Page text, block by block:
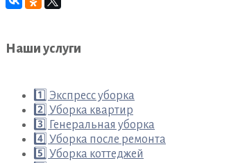
Наши услуги
1️⃣ Экспресс уборка
2️⃣ Уборка квартир
3️⃣ Генеральная уборка
4️⃣ Уборка после ремонта
5️⃣ Уборка коттеджей